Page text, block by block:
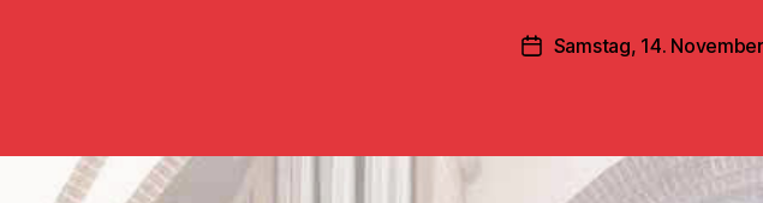
Veröffentlichungsdatum
Samstag, 14.